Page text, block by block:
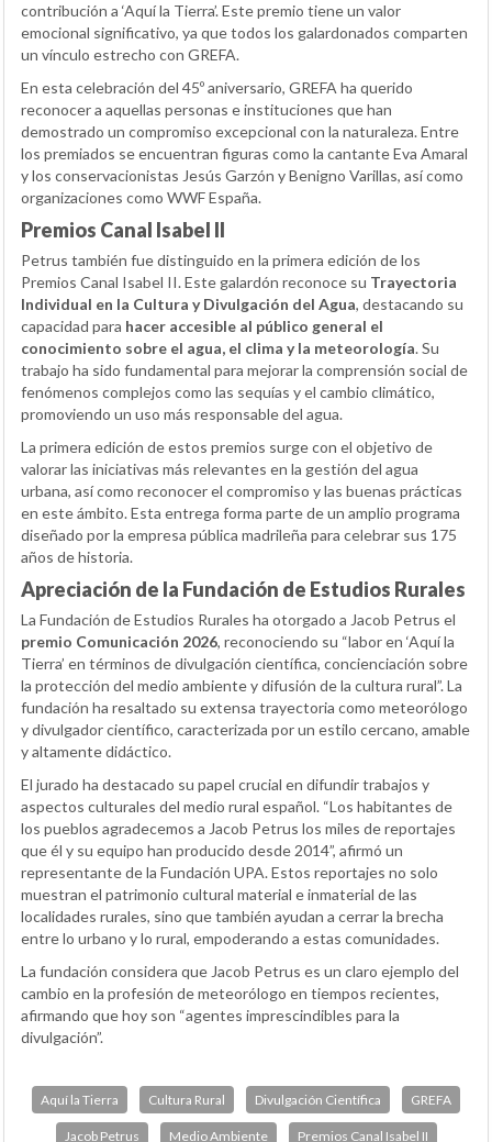
contribución a ‘Aquí la Tierra’. Este premio tiene un valor
emocional significativo, ya que todos los galardonados comparten
un vínculo estrecho con GREFA.
En esta celebración del 45º aniversario, GREFA ha querido
reconocer a aquellas personas e instituciones que han
demostrado un compromiso excepcional con la naturaleza. Entre
los premiados se encuentran figuras como la cantante Eva Amaral
y los conservacionistas Jesús Garzón y Benigno Varillas, así como
organizaciones como WWF España.
Premios Canal Isabel II
Petrus también fue distinguido en la primera edición de los
Premios Canal Isabel II. Este galardón reconoce su Trayectoria
Individual en la Cultura y Divulgación del Agua, destacando su
capacidad para hacer accesible al público general el
conocimiento sobre el agua, el clima y la meteorología. Su
trabajo ha sido fundamental para mejorar la comprensión social de
fenómenos complejos como las sequías y el cambio climático,
promoviendo un uso más responsable del agua.
La primera edición de estos premios surge con el objetivo de
valorar las iniciativas más relevantes en la gestión del agua
urbana, así como reconocer el compromiso y las buenas prácticas
en este ámbito. Esta entrega forma parte de un amplio programa
diseñado por la empresa pública madrileña para celebrar sus 175
años de historia.
Apreciación de la Fundación de Estudios Rurales
La Fundación de Estudios Rurales ha otorgado a Jacob Petrus el
premio Comunicación 2026, reconociendo su “labor en ‘Aquí la
Tierra’ en términos de divulgación científica, concienciación sobre
la protección del medio ambiente y difusión de la cultura rural”. La
fundación ha resaltado su extensa trayectoria como meteorólogo
y divulgador científico, caracterizada por un estilo cercano, amable
y altamente didáctico.
El jurado ha destacado su papel crucial en difundir trabajos y
aspectos culturales del medio rural español. “Los habitantes de
los pueblos agradecemos a Jacob Petrus los miles de reportajes
que él y su equipo han producido desde 2014”, afirmó un
representante de la Fundación UPA. Estos reportajes no solo
muestran el patrimonio cultural material e inmaterial de las
localidades rurales, sino que también ayudan a cerrar la brecha
entre lo urbano y lo rural, empoderando a estas comunidades.
La fundación considera que Jacob Petrus es un claro ejemplo del
cambio en la profesión de meteorólogo en tiempos recientes,
afirmando que hoy son “agentes imprescindibles para la
divulgación”.
Aquí la Tierra Cultura Rural Divulgación Científica GREFA
Jacob Petrus Medio Ambiente Premios Canal Isabel II